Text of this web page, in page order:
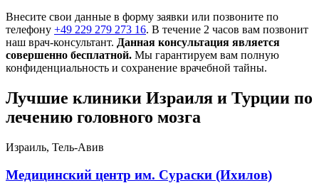
Внесите свои данные в форму заявки или позвоните по
телефону +49 229 279 273 16. В течение 2 часов вам позвонит
наш врач-консультант. Данная консультация является
совершенно бесплатной. Мы гарантируем вам полную
конфиденциальность и сохранение врачебной тайны.
Лучшие клиники Израиля и Турции по
лечению головного мозга
Израиль, Тель-Авив
Медицинский центр им. Сураски (Ихилов)